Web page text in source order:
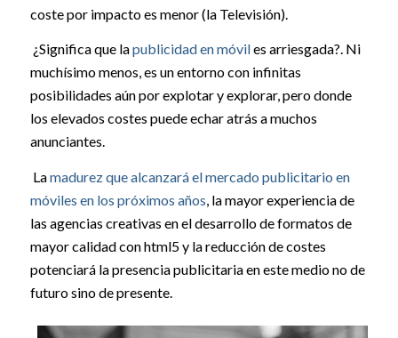
coste por impacto es menor (la Televisión).
¿Significa que lapublicidad en móviles arriesgada?. Ni
muchísimo menos, es un entorno con infinitas
posibilidades aún por explotar y explorar, pero donde
los elevados costes puede echar atrás a muchos
anunciantes.
Lamadurez que alcanzará el mercado publicitario en
móviles en los próximos años, la mayor experiencia de
las agencias creativas en el desarrollo de formatos de
mayor calidad con html5 y la reducción de costes
potenciará la presencia publicitaria en este medio no de
futuro sino de presente.